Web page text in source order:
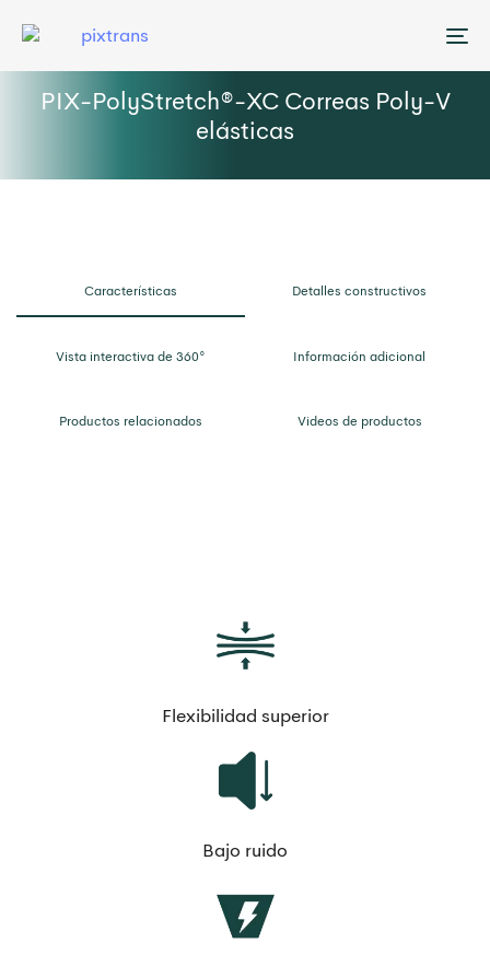
PIX-PolyStretch®-XC Correas Poly-V
elásticas
Características Detalles constructivos
Vista interactiva de 360° Información adicional
Productos relacionados Videos de productos
Flexibilidad superior
Bajo ruido